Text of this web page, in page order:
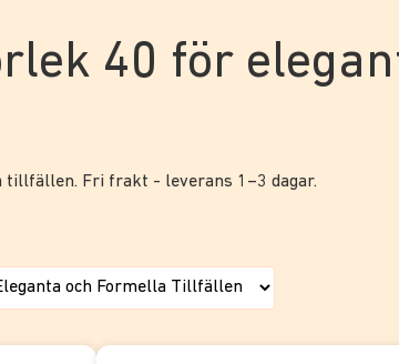
40 för
tillfällen. Fri frakt - leverans 1–3 dagar.